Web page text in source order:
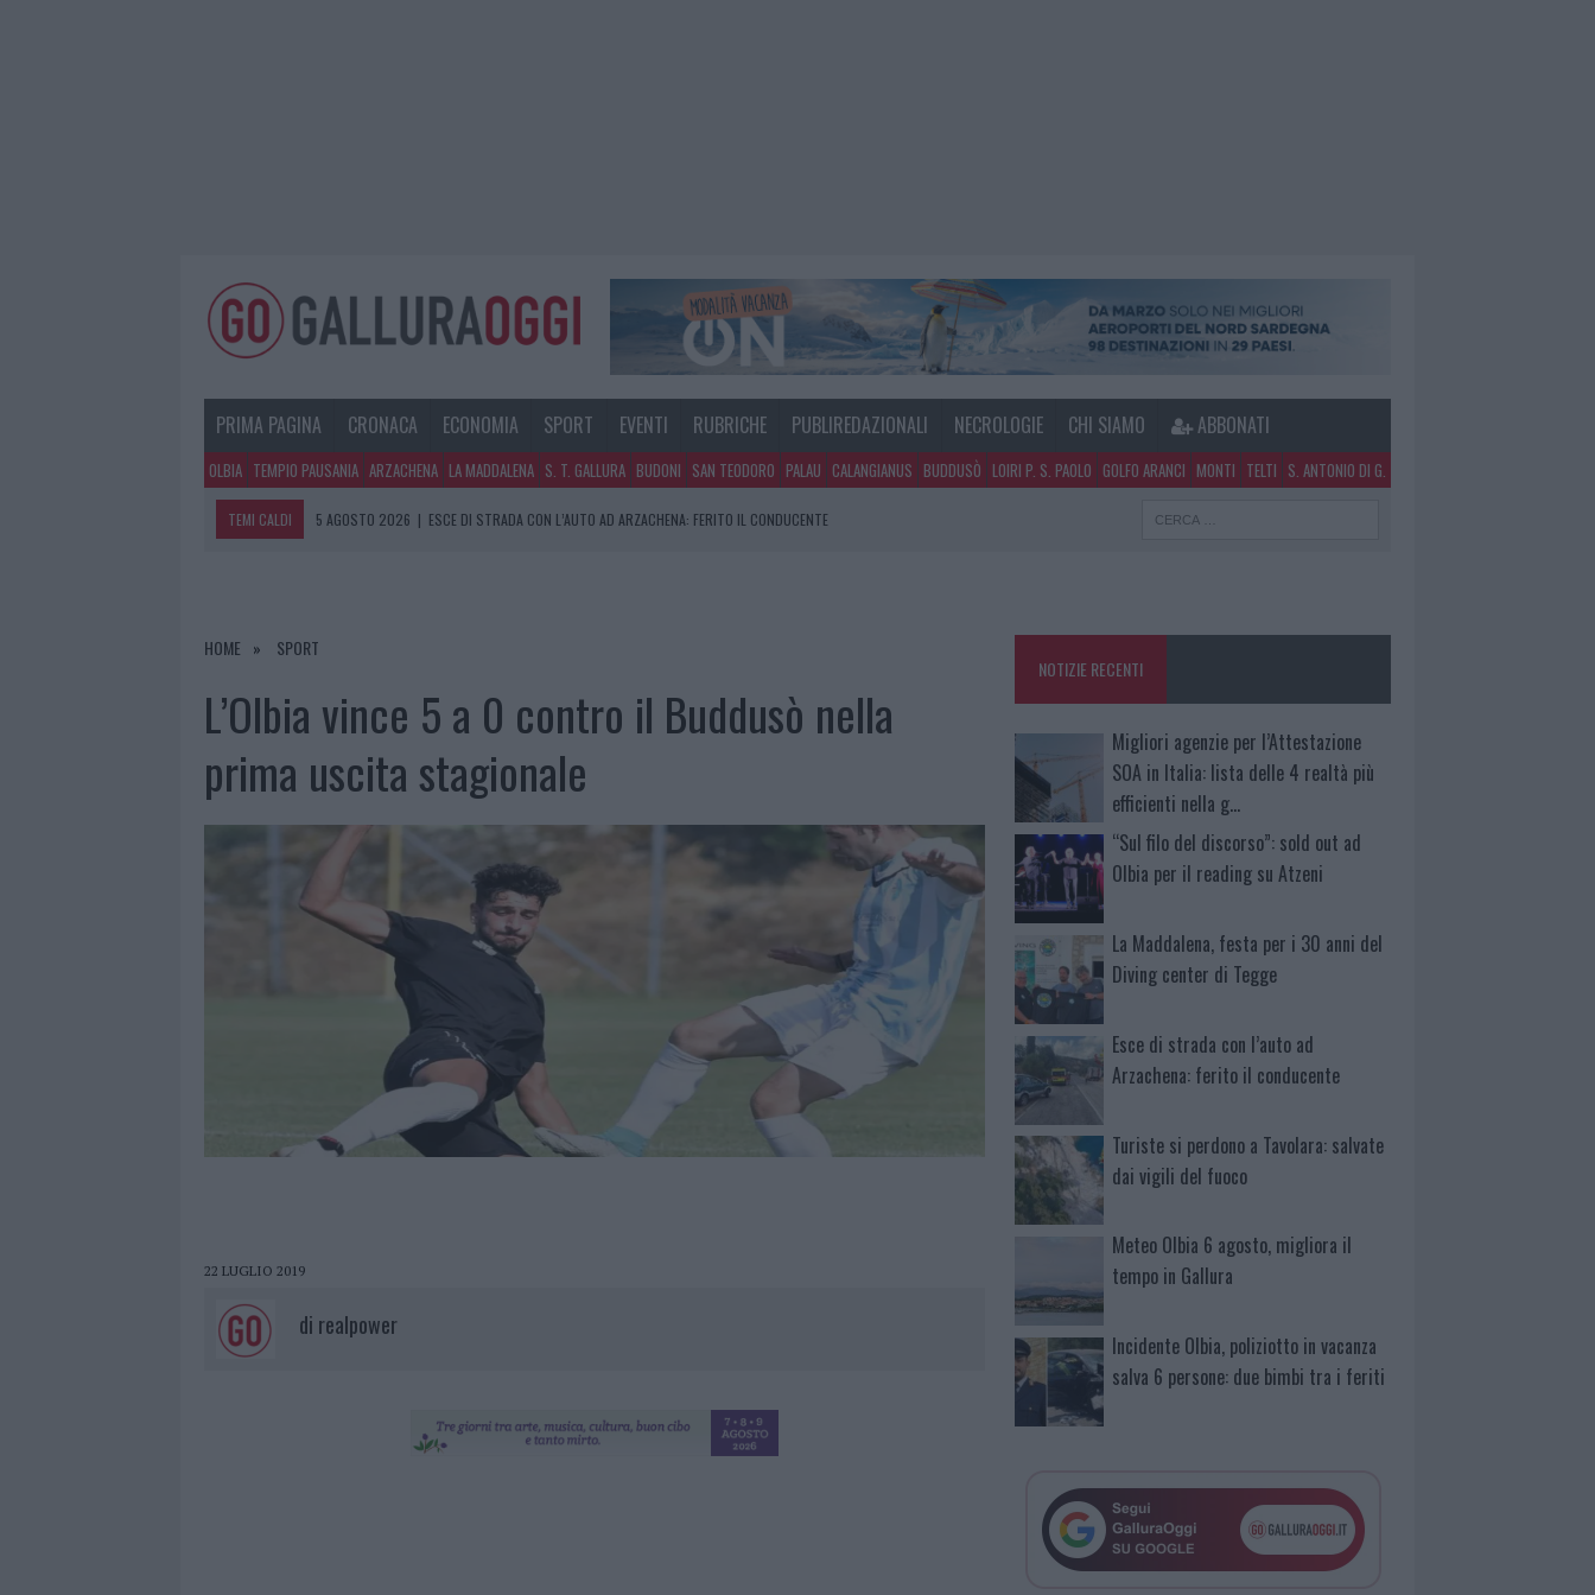
PRIMA PAGINA CRONACA ECONOMIA SPORT EVENTI RUBRICHE PUBLIREDAZIONALI NECROLOGIE CHI SIAMO ABBONATI
OLBIA TEMPIO PAUSANIA ARZACHENA LA MADDALENA S. T. GALLURA BUDONI SAN TEODORO PALAU CALANGIANUS BUDDUSÒ LOIRI P. S. PAOLO GOLFO ARANCI MONTI TELTI S. ANTONIO DI G.
TEMI CALDI 5 AGOSTO 2026 | TURISTE SI PERDONO A TAVOLARA: SALVATE DAI VIGILI DEL FUOCO
5 AGOSTO 2026
5 AGOSTO 2026
| ESCE DI STRADA CON L’AUTO AD ARZACHENA: FERITO IL CONDUCENTE
HOME SPORT
L’Olbia vince 5 a 0 contro il Buddusò nella
prima uscita stagionale
22 LUGLIO 2019
di realpower
NOTIZIE RECENTI
Migliori agenzie per l’Attestazione
SOA in Italia: lista delle 4 realtà più
efficienti nella g…
“Sul filo del discorso”: sold out ad
Olbia per il reading su Atzeni
La Maddalena, festa per i 30 anni del
Diving center di Tegge
Esce di strada con l’auto ad
Arzachena: ferito il conducente
Turiste si perdono a Tavolara: salvate
dai vigili del fuoco
Meteo Olbia 6 agosto, migliora il
tempo in Gallura
Incidente Olbia, poliziotto in vacanza
salva 6 persone: due bimbi tra i feriti